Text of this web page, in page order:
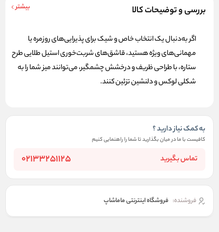
بررسی و توضیحات کالا بیشتر
اگر به‌دنبال یک انتخاب خاص و شیک برای پذیرایی‌های روزمره یا
مهمانی‌های ویژه هستید، قاشق‌های شربت‌خوری استیل طلایی طرح
ستاره، با طراحی ظریف و درخشش چشمگیر، می‌توانند میز شما را به
شکلی لوکس و دلنشین تزئین کنند.
به کمک نیاز دارید ؟
کافیست با ما در میان بگذارید تا شما را راهنمایی کنیم
تماس بگیرید 02133251125
فروشنده: فروشگاه اینترنتی ماماشاپ